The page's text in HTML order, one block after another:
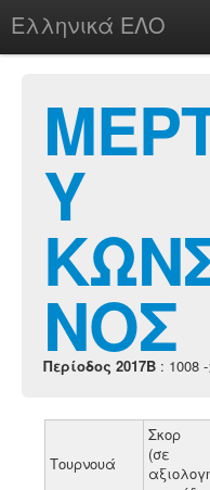
Ελληνικά ΕΛΟ
chesstu.be @ discord
Υ
ΝΟΣ
Περίοδος 2017B : 1008
Τουρνουά
Σκορ
(σε